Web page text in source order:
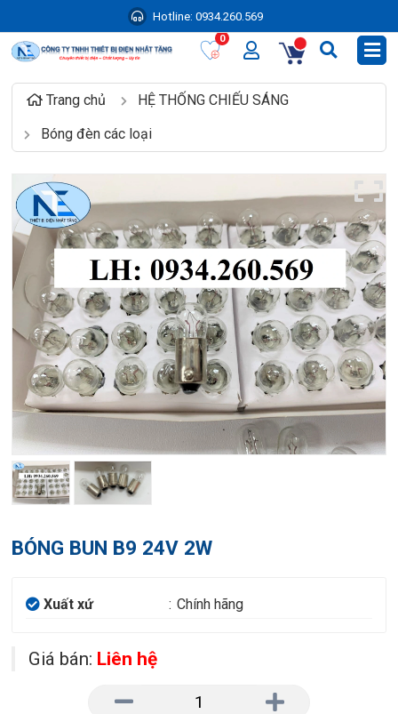
Hotline: 0934.260.569
0
Trang chủ
HỆ THỐNG CHIẾU SÁNG
Bóng đèn các loại
BÓNG BUN B9 24V 2W
Xuất xứ : Chính hãng
Giá bán: Liên hệ